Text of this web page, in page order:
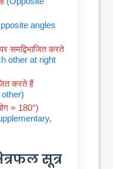
angles
समद्विभाजित करते
other at right
करते हैं
= 180°)
सूत्र